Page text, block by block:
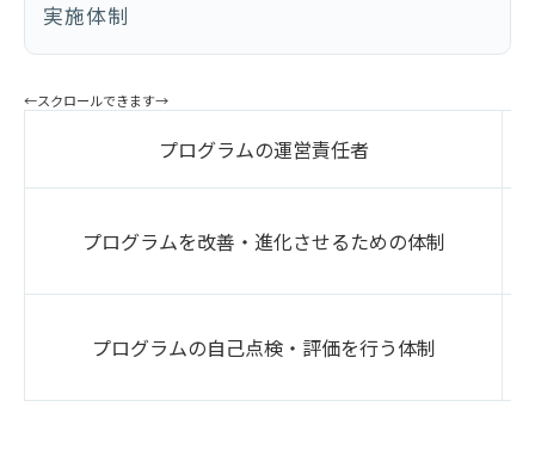
実施体制
プログラムの運営責任者
プログラムを改善・進化させるための体制
プログラムの自己点検・評価を行う体制